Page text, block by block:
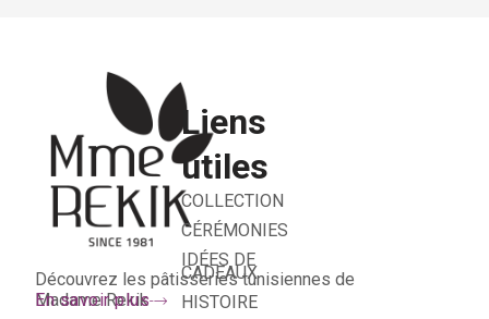
Découvrez les pâtisseries tunisiennes de
Madame Rekik
En savoir plus
Liens
utiles
COLLECTION
CÉRÉMONIES
IDÉES DE
CADEAUX
HISTOIRE